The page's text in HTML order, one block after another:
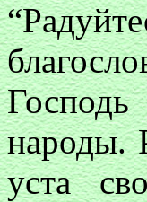
Господь
народы.
уста